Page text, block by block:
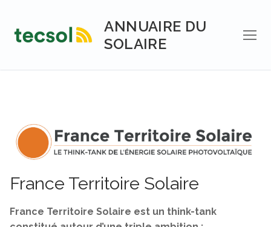
contenu
ANNUAIRE DU
SOLAIRE
France Territoire Solaire
France Territoire Solaire est un think-tank